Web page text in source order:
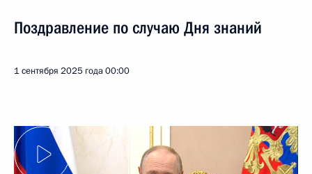
Поздравление по случаю Дня знаний
1 сентября 2025 года00:00